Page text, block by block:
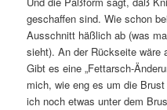
geschaffen sind. Wie schon
Ausschnitt häßlich ab (was
sieht). An der Rückseite
Gibt es eine „Fettarsch-
mich, wie eng es um die
ich noch etwas unter dem